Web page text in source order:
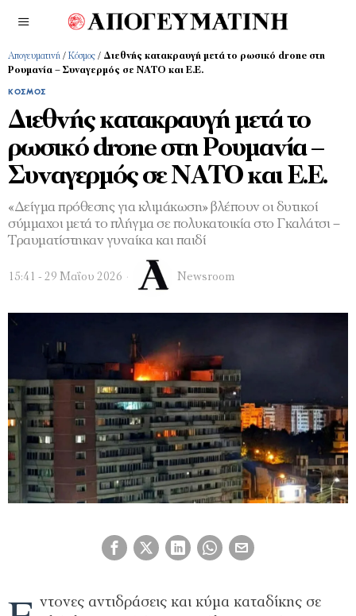
Απογευματινή / Κόσμος / Διεθνής κατακραυγή μετά το ρωσικό drone στη
Ρουμανία – Συναγερμός σε ΝΑΤΟ και Ε.Ε.
ΚΌΣΜΟΣ
Διεθνής κατακραυγή μετά το
ρωσικό drone στη Ρουμανία –
Συναγερμός σε ΝΑΤΟ και Ε.Ε.
«Δείγμα πρόθεσης για κλιμάκωση» βλέπουν οι δυτικοί
σύμμαχοι μετά το πλήγμα σε πολυκατοικία στο Γκαλάτσι –
Τραυματίστηκαν γυναίκα και παιδί
15:41 - 29 Μαΐου 2026 Newsroom
ντονες αντιδράσεις και κύμα καταδίκης σε